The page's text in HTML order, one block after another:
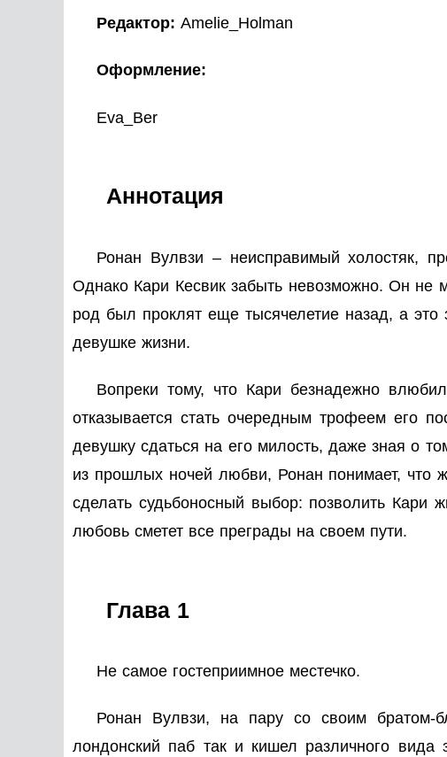
Редактор: Amelie_Holman
Оформление:
Eva_Ber
Аннотация
Ронан Вулвзи – неисправимый холостяк,
Однако Кари Кесвик забыть невозможно. Он не
род был проклят еще тысячелетие назад, а это
девушке жизни.
Вопреки тому, что Кари безнадежно
отказывается стать очередным трофеем его
девушку сдаться на его милость, даже зная о
из прошлых ночей любви, Ронан понимает, что
сделать судьбоносный выбор: позволить Кари
любовь сметет все преграды на своем пути.
Глава 1
Не самое гостеприимное местечко.
Ронан Вулвзи, на пару со своим братом-
лондонский паб так и кишел различного вида